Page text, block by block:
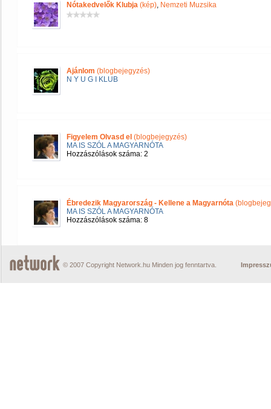
Nótakedvelők Klubja (kép), Nemzeti Muzsika
Ajánlom (blogbejegyzés)
N Y U G I KLUB
Figyelem Olvasd el (blogbejegyzés)
MA IS SZÓL A MAGYARNÓTA
Hozzászólások száma: 2
Ébredezik Magyarország - Kellene a Magyarnóta
MA IS SZÓL A MAGYARNÓTA
Hozzászólások száma: 8
© 2007 Copyright Network.hu Minden jog fenntartva.